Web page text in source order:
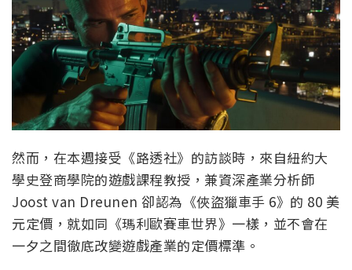
然而，在本週接受《路透社》的訪談時，來自紐約大
學史登商學院的遊戲課程教授，兼資深產業分析師
Joost van Dreunen 卻認為《俠盜獵車手 6》的 80 美
元定價，就如同《瑪利歐賽車世界》一樣，並不會在
一夕之間徹底改變遊戲產業的定價標準。